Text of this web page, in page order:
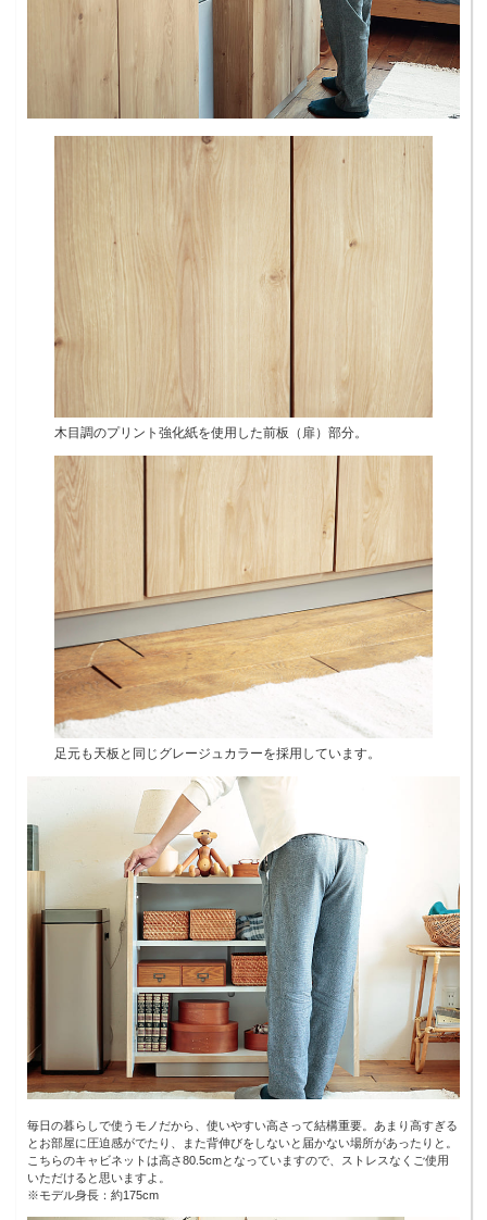
木目調のプリント強化紙を使用した前板（扉）部分。
足元も天板と同じグレージュカラーを採用しています。
毎日の暮らしで使うモノだから、使いやすい高さって結構重要。あまり高すぎる
とお部屋に圧迫感がでたり、また背伸びをしないと届かない場所があったりと。
こちらのキャビネットは高さ80.5cmとなっていますので、ストレスなくご使用
いただけると思いますよ。
※モデル身長：約175cm